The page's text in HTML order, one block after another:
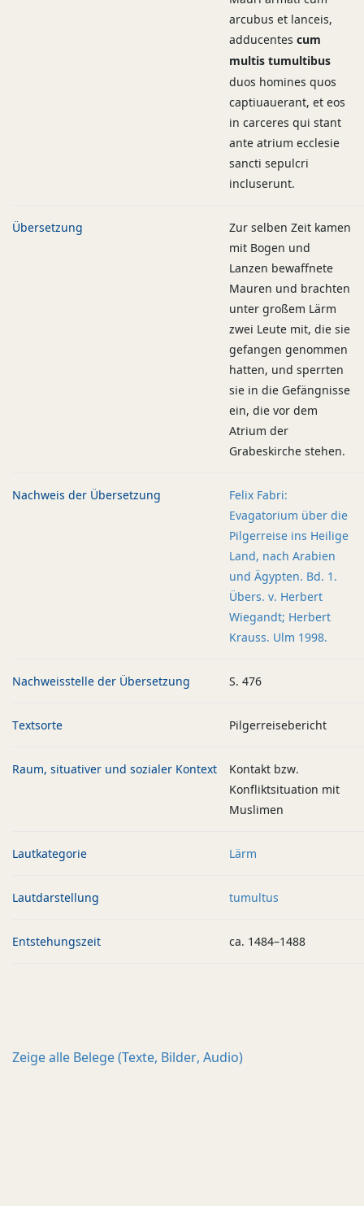
arcubus et lanceis,
adducentes cum
multis tumultibus
duos homines quos
captiuauerant, et eos
in carceres qui stant
ante atrium ecclesie
sancti sepulcri
incluserunt.
Übersetzung
Zur selben Zeit kamen
mit Bogen und
Lanzen bewaffnete
Mauren und brachten
unter großem Lärm
zwei Leute mit, die sie
gefangen genommen
hatten, und sperrten
sie in die Gefängnisse
ein, die vor dem
Atrium der
Grabeskirche stehen.
Nachweis der Übersetzung
Felix Fabri:
Evagatorium über die
Pilgerreise ins Heilige
Land, nach Arabien
und Ägypten. Bd. 1.
Übers. v. Herbert
Wiegandt; Herbert
Krauss. Ulm 1998.
Nachweisstelle der Übersetzung S. 476
Textsorte Pilgerreisebericht
Raum, situativer und sozialer Kontext
Kontakt bzw.
Konfliktsituation mit
Muslimen
Lautkategorie Lärm
Lautdarstellung tumultus
Entstehungszeit ca. 1484–1488
Zeige alle Belege (Texte, Bilder, Audio)